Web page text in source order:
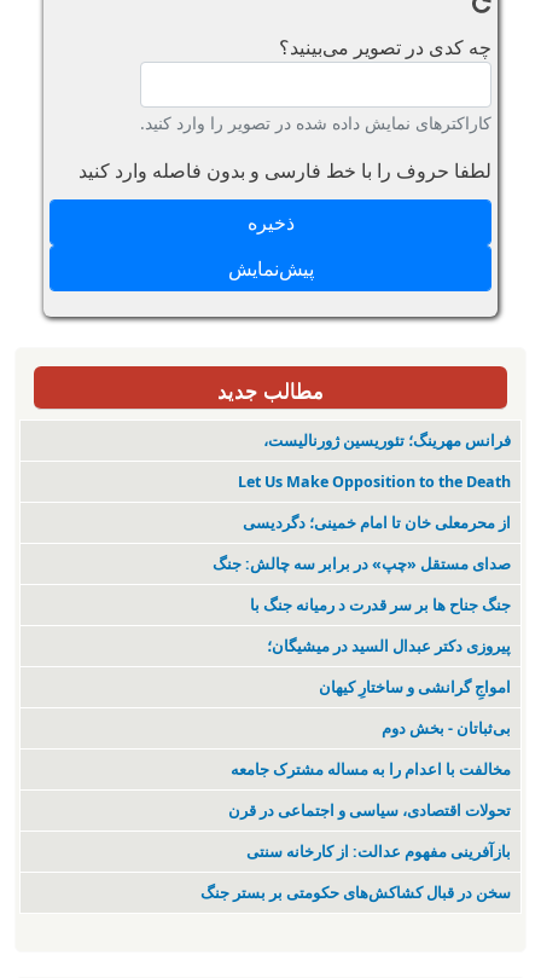
چه کدی در تصویر می‌بینید؟
کاراکترهای نمایش داده شده در تصویر را وارد کنید.
لطفا حروف را با خط فارسی و بدون فاصله وارد کنید
مطالب جدید
فرانس مهرینگ؛ تئوریسین ژورنالیست،
Let Us Make Opposition to the Death
از محرمعلی خان تا امام خمینی؛ دگردیسی
صدای مستقل «چپ» در برابر سه چالش: جنگ
جنگ جناح ها بر سر قدرت د رمیانە جنگ با
پیروزی دکتر عبدال السید در میشیگان؛
‌امواجِ گرانشی و ساختارِ کیهان
بی‌ثباتان - بخش دوم
مخالفت با اعدام را به مساله مشترک جامعه
تحولات اقتصادی، سیاسی و اجتماعی در قرن
بازآفرینی مفهوم عدالت: از کارخانه سنتی
سخن در قبال کشاکش‌های حکومتی بر بستر جنگ